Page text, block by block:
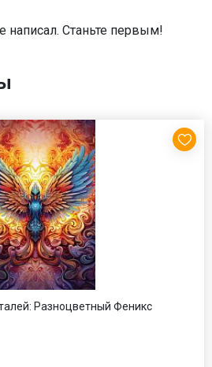
написал. Станьте первым!
Разноцветный Феникс